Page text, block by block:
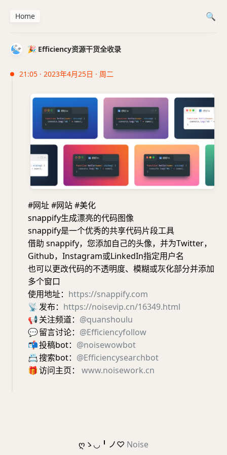
🎉 Efficiency资源干货全收录
21:05 · 2023年4月25日 · 周二
#网址 #网站 #美化
snappify生成漂亮的代码图像
snappify是一个优秀的共享代码片段工具
借助 snappify，您添加自己的头像，并为Twitter，
Github，Instagram或LinkedIn指定用户名
也可以更改代码的不透明度、模糊或灰化部分并添加
多个窗口
使用地址： https://snappify.com
📡发布： https://noisevip.cn/16349.html
📢关注频道： @quanshoulu
💬留言讨论： @Efficiencyfollow
📬投稿bot： @noisewowbot
📇搜索bot： @Efficiencysearchbot
🎁访问主页： www.noisework.cn
Home
ღゝ◡╹ノ♡ Noise